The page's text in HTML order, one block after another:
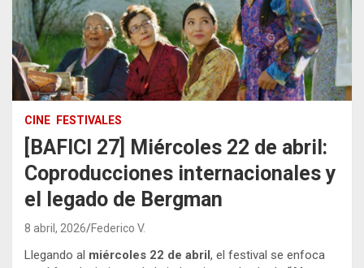
CINE FESTIVALES
[BAFICI 27] Miércoles 22 de abril:
Coproducciones internacionales y
el legado de Bergman
8 abril, 2026 Federico V.
Llegando al miércoles 22 de abril , el festival se enfoca